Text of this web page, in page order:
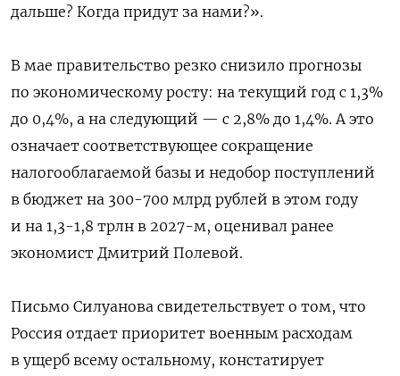
дальше? Когда придут за нами?».
В мае правительство резко снизило прогнозы
по экономическому росту: на текущий год с 1,3%
до 0,4%, а на следующий — с 2,8% до 1,4%. А это
означает соответствующее сокращение
налогооблагаемой базы и недобор поступлений
в бюджет на 300-700 млрд рублей в этом году
и на 1,3-1,8 трлн в 2027-м, оценивал ранее
экономист Дмитрий Полевой.
Письмо Силуанова свидетельствует о том, что
Россия отдает приоритет военным расходам
в ущерб всему остальному, констатирует